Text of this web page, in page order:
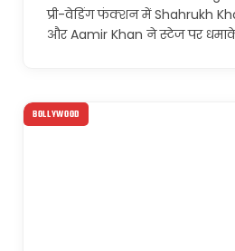
प्री-वेडिंग फंक्शन में Shahrukh
और Aamir Khan ने स्टेज पर
BOLLYWOOD